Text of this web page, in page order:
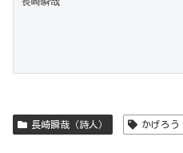
長崎瞬哉（詩人） かげろう